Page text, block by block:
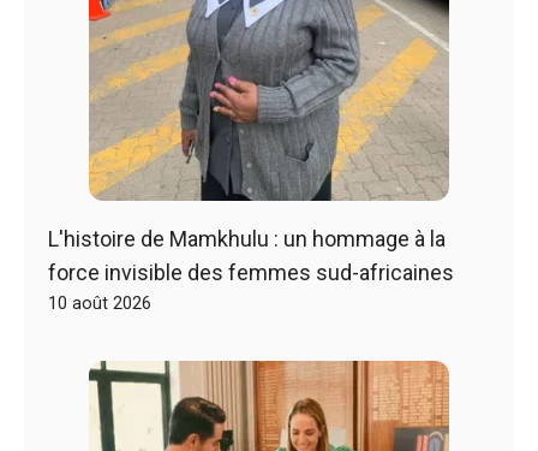
L'histoire de Mamkhulu : un hommage à la
force invisible des femmes sud-africaines
10 août 2026